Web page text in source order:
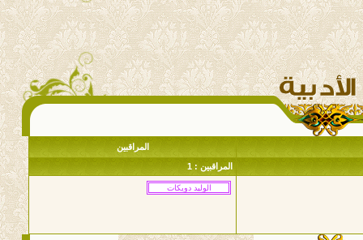
المراقبين
المراقبين : 1